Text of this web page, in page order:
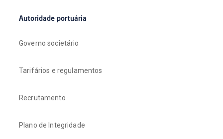
Autoridade portuária
Governo societário
Tarifários e regulamentos
Recrutamento
Plano de Integridade